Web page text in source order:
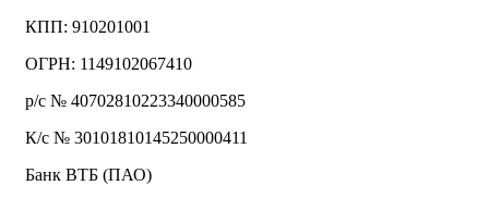
КПП: 910201001
ОГРН: 1149102067410
р/с № 40702810223340000585
К/с № 30101810145250000411
Банк ВТБ (ПАО)